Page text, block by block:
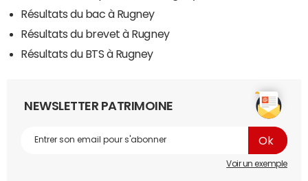
Résultats du bac à Rugney
Résultats du brevet à Rugney
Résultats du BTS à Rugney
NEWSLETTER PATRIMOINE
Voir un exemple